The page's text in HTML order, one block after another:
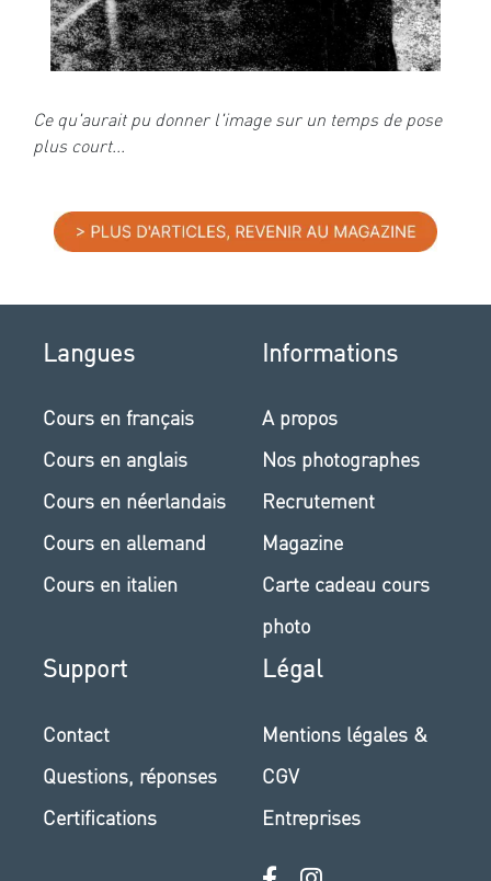
Ce qu'aurait pu donner l'image sur un temps de pose
plus court...
Langues
Cours en français
Cours en anglais
Cours en néerlandais
Cours en allemand
Cours en italien
Informations
A propos
Nos photographes
Recrutement
Magazine
Carte cadeau cours
photo
Support
Contact
Questions, réponses
Certifications
Légal
Mentions légales &
CGV
Entreprises